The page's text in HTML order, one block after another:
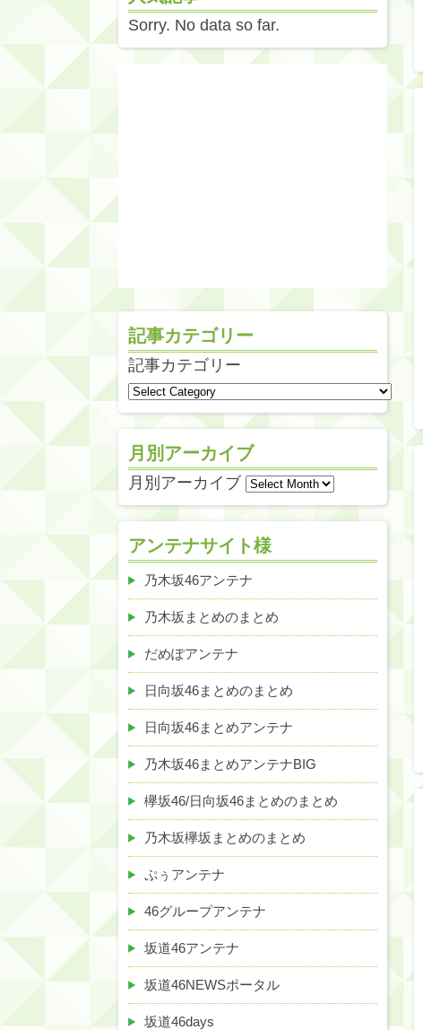
Sorry. No data so far.
記事カテゴリー
記事カテゴリー
月別アーカイブ
月別アーカイブ
アンテナサイト様
乃木坂46アンテナ
乃木坂まとめのまとめ
だめぽアンテナ
日向坂46まとめのまとめ
日向坂46まとめアンテナ
乃木坂46まとめアンテナBIG
欅坂46/日向坂46まとめのまとめ
乃木坂欅坂まとめのまとめ
ぷぅアンテナ
46グループアンテナ
坂道46アンテナ
坂道46NEWSポータル
坂道46days